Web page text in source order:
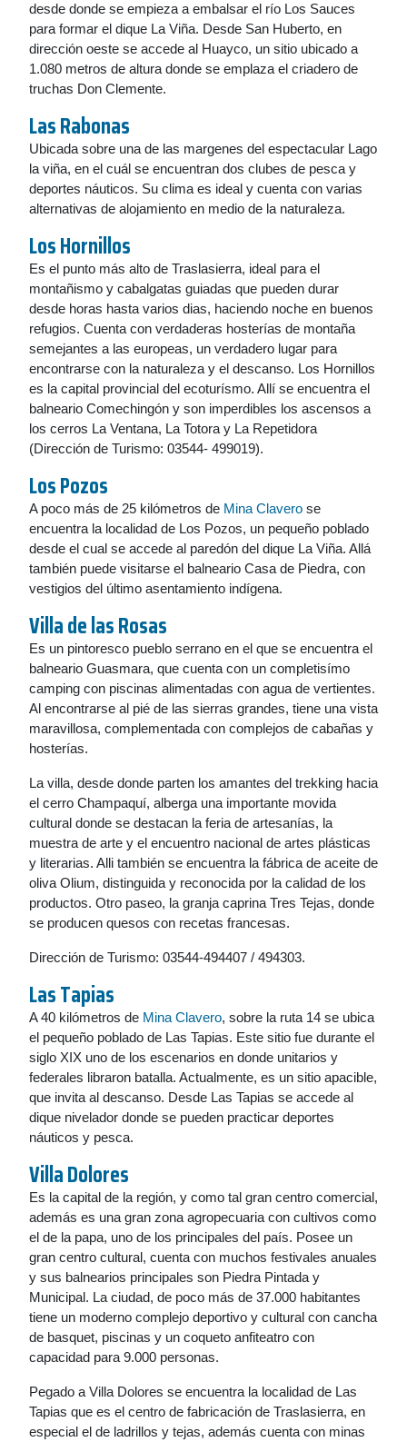
desde donde se empieza a embalsar el río Los Sauces
para formar el dique La Viña. Desde San Huberto, en
dirección oeste se accede al Huayco, un sitio ubicado a
1.080 metros de altura donde se emplaza el criadero de
truchas Don Clemente.
Las Rabonas
Ubicada sobre una de las margenes del espectacular Lago
la viña, en el cuál se encuentran dos clubes de pesca y
deportes náuticos. Su clima es ideal y cuenta con varias
alternativas de alojamiento en medio de la naturaleza.
Los Hornillos
Es el punto más alto de Traslasierra, ideal para el
montañismo y cabalgatas guiadas que pueden durar
desde horas hasta varios dias, haciendo noche en buenos
refugios. Cuenta con verdaderas hosterías de montaña
semejantes a las europeas, un verdadero lugar para
encontrarse con la naturaleza y el descanso. Los Hornillos
es la capital provincial del ecoturísmo. Allí se encuentra el
balneario Comechingón y son imperdibles los ascensos a
los cerros La Ventana, La Totora y La Repetidora
(Dirección de Turismo: 03544- 499019).
Los Pozos
A poco más de 25 kilómetros de Mina Clavero se
encuentra la localidad de Los Pozos, un pequeño poblado
desde el cual se accede al paredón del dique La Viña. Allá
también puede visitarse el balneario Casa de Piedra, con
vestigios del último asentamiento indígena.
Villa de las Rosas
Es un pintoresco pueblo serrano en el que se encuentra el
balneario Guasmara, que cuenta con un completisímo
camping con piscinas alimentadas con agua de vertientes.
Al encontrarse al pié de las sierras grandes, tiene una vista
maravillosa, complementada con complejos de cabañas y
hosterías.
La villa, desde donde parten los amantes del trekking hacia
el cerro Champaquí, alberga una importante movida
cultural donde se destacan la feria de artesanías, la
muestra de arte y el encuentro nacional de artes plásticas
y literarias. Alli también se encuentra la fábrica de aceite de
oliva Olium, distinguida y reconocida por la calidad de los
productos. Otro paseo, la granja caprina Tres Tejas, donde
se producen quesos con recetas francesas.
Dirección de Turismo: 03544-494407 / 494303.
Las Tapias
A 40 kilómetros de Mina Clavero, sobre la ruta 14 se ubica
el pequeño poblado de Las Tapias. Este sitio fue durante el
siglo XIX uno de los escenarios en donde unitarios y
federales libraron batalla. Actualmente, es un sitio apacible,
que invita al descanso. Desde Las Tapias se accede al
dique nivelador donde se pueden practicar deportes
náuticos y pesca.
Villa Dolores
Es la capital de la región, y como tal gran centro comercial,
además es una gran zona agropecuaria con cultivos como
el de la papa, uno de los principales del país. Posee un
gran centro cultural, cuenta con muchos festivales anuales
y sus balnearios principales son Piedra Pintada y
Municipal. La ciudad, de poco más de 37.000 habitantes
tiene un moderno complejo deportivo y cultural con cancha
de basquet, piscinas y un coqueto anfiteatro con
capacidad para 9.000 personas.
Pegado a Villa Dolores se encuentra la localidad de Las
Tapias que es el centro de fabricación de Traslasierra, en
especial el de ladrillos y tejas, además cuenta con minas